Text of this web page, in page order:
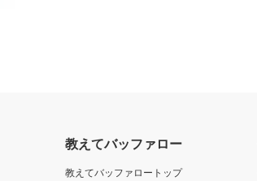
教えてバッファロー
教えてバッファロートップ